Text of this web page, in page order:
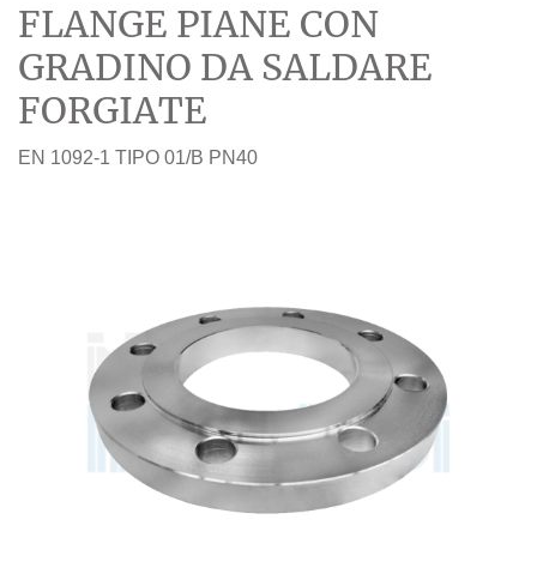
FLANGE PIANE CON
GRADINO DA SALDARE
FORGIATE
EN 1092-1 TIPO 01/B PN40